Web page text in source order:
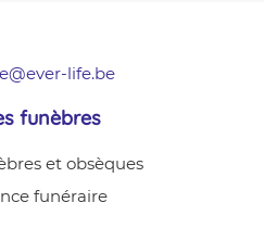
life.be
funèbres
et obsèques
funéraire